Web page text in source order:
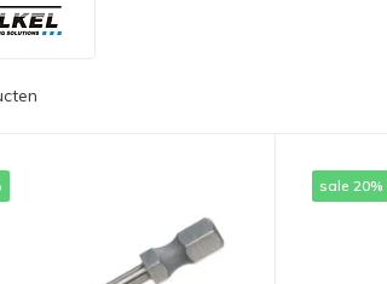
sale 20%